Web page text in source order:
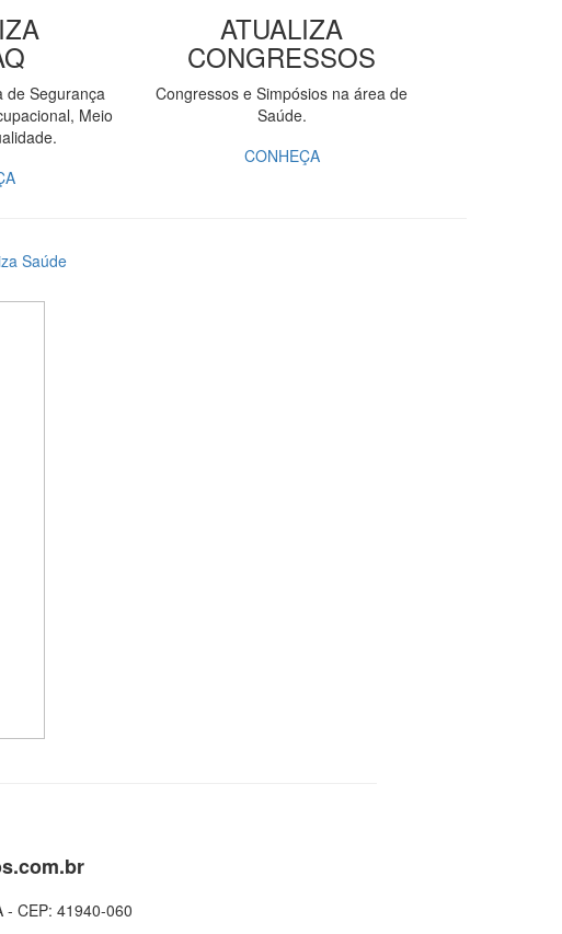
de Segurança
Meio
ATUALIZA
CONGRESSOS
Congressos e Simpósios na área de
Saúde.
CONHEÇA
- CEP: 41940-060